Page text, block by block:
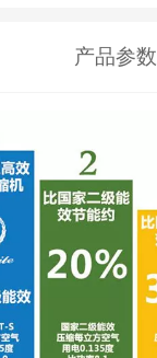
产品参数